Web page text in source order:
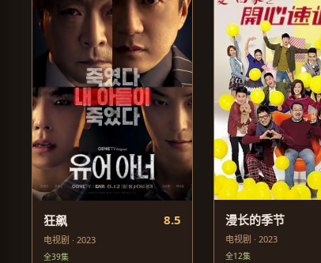
狂飙 8.5
电视剧 · 2023
全39集
漫长的季节
电视剧 · 2023
全12集